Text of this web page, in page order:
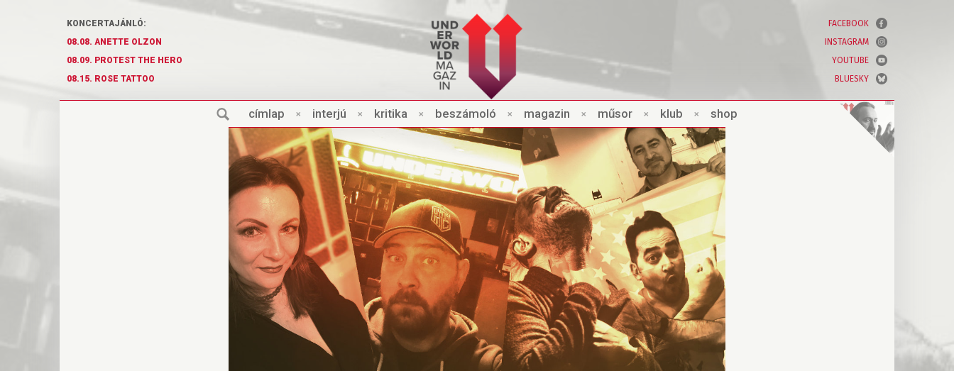
KONCERTAJÁNLÓ:
08.08. ANETTE OLZON
08.09. PROTEST THE HERO
08.15. ROSE TATTOO
FACEBOOK
INSTAGRAM
YOUTUBE
BLUESKY
címlap × interjú × kritika × beszámoló × magazin × műsor × klub × shop